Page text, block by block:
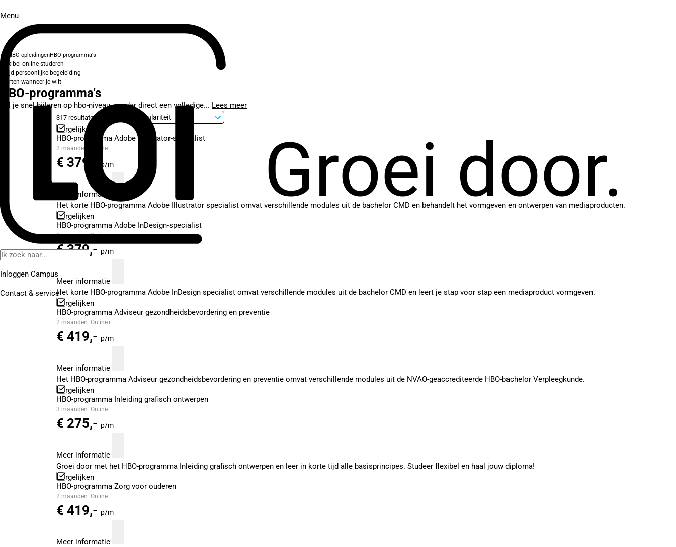
Menu
Groei door.
Inloggen Campus
Contact & service
HBO-opleidingenHBO-programma's
Flexibel online studeren
Altijd persoonlijke begeleiding
Starten wanneer je wilt
HBO-programma's
Wil je snel bijleren op hbo-niveau, zonder direct een volledige... Lees meer
317 resultaten
Vergelijken
HBO-programma Adobe Illustrator-specialist
2 maanden Online
€ 379,- p/m
Meer informatie
Het korte HBO-programma Adobe Illustrator specialist omvat verschillende modules uit de bachelor CMD en behandelt het vormgeven en ontwerpen van mediaproducten.
Vergelijken
HBO-programma Adobe InDesign-specialist
2 maanden Online
€ 379,- p/m
Meer informatie
Het korte HBO-programma Adobe InDesign specialist omvat verschillende modules uit de bachelor CMD en leert je stap voor stap een mediaproduct vormgeven.
Vergelijken
HBO-programma Adviseur gezondheidsbevordering en preventie
2 maanden Online+
€ 419,- p/m
Meer informatie
Het HBO-programma Adviseur gezondheidsbevordering en preventie omvat verschillende modules uit de NVAO-geaccrediteerde HBO-bachelor Verpleegkunde.
Vergelijken
HBO-programma Inleiding grafisch ontwerpen
3 maanden Online
€ 275,- p/m
Meer informatie
Groei door met het HBO-programma Inleiding grafisch ontwerpen en leer in korte tijd alle basisprincipes. Studeer flexibel en haal jouw diploma!
Vergelijken
HBO-programma Zorg voor ouderen
2 maanden Online
€ 419,- p/m
Meer informatie